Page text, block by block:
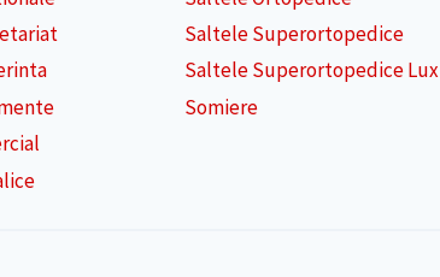
Saltele Superortopedice
Saltele Superortopedice Lux
Somiere